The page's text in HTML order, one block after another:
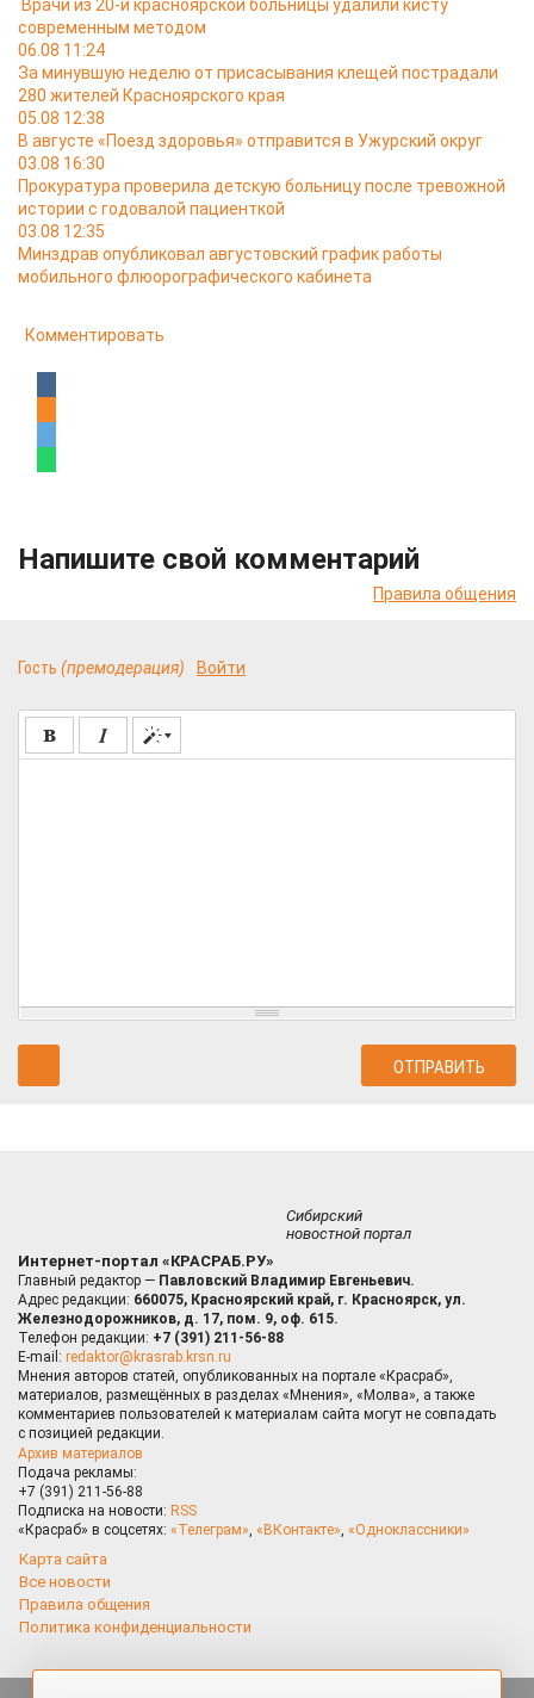
Врачи из 20-й красноярской больницы удалили кисту
современным методом
06.08 11:24
За минувшую неделю от присасывания клещей пострадали
280 жителей Красноярского края
05.08 12:38
В августе «Поезд здоровья» отправится в Ужурский округ
03.08 16:30
Прокуратура проверила детскую больницу после тревожной
истории с годовалой пациенткой
03.08 12:35
Минздрав опубликовал августовский график работы
мобильного флюорографического кабинета
Комментировать
Напишите свой комментарий
Правила общения
Гость (премодерация) Войти
Сибирский
новостной портал
Интернет-портал «КРАСРАБ.РУ»
Главный редактор — Павловский Владимир Евгеньевич.
Адрес редакции: 660075, Красноярский край, г. Красноярск, ул.
Железнодорожников, д. 17, пом. 9, оф. 615.
Телефон редакции: +7 (391) 211-56-88
E-mail: redaktor@krasrab.krsn.ru
Мнения авторов статей, опубликованных на портале «Красраб»,
материалов, размещённых в разделах «Мнения», «Молва», а также
комментариев пользователей к материалам сайта могут не совпадать
с позицией редакции.
Архив материалов
Подача рекламы:
+7 (391) 211-56-88
Подписка на новости: RSS
«Красраб» в соцсетях: «Телеграм», «ВКонтакте», «Одноклассники»
Карта сайта
Все новости
Правила общения
Политика конфиденциальности